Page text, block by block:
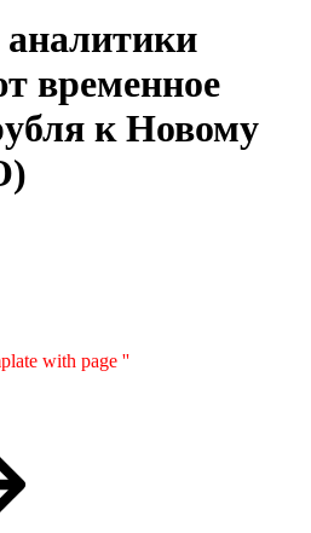
временное
к Новому
with page ''